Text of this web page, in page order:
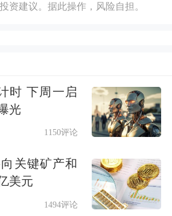
资建议。据此操作，风险自担。
时 下周一启
光
1150评论
关键矿产和
美元
1494评论